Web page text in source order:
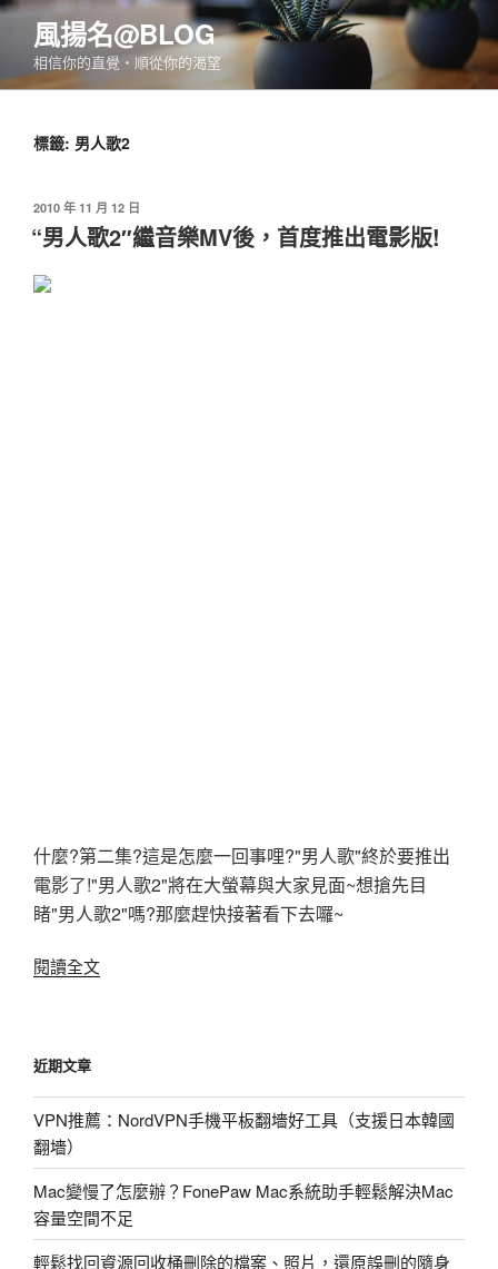
跳
要
風揚名@BLOG
相信你的直覺‧順從你的渴望
標籤: 男人歌2
發
佈
於
2010 年 11 月 12 日
“男人歌2″繼音樂MV後，首度推出電影版!
什麼?第二集?這是怎麼一回事哩?"男人歌"終於要推出
電影了!"男人歌2"將在大螢幕與大家見面~想搶先目
睹"男人歌2"嗎?那麼趕快接著看下去囉~
閱讀全文〈“男
音
樂
後，
首
度
推
近期文章
VPN推薦：NordVPN手機平板翻墻好工具（支援日本韓國
翻墻）
Mac變慢了怎麼辦？FonePaw Mac系統助手輕鬆解決Mac
容量空間不足
輕鬆找回資源回收桶刪除的檔案、照片，還原誤刪的隨身